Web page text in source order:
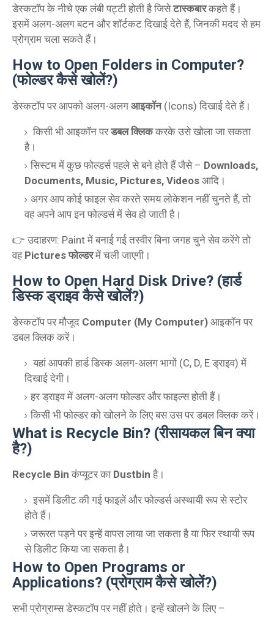
डेस्कटॉप के नीचे एक लंबी पट्टी होती है जिसेटास्कबारकहते हैं।
इसमें अलग-अलग बटन और शॉर्टकट दिखाई देते हैं, जिनकी मदद से हम
प्रोग्राम चला सकते हैं।
How to Open Folders in Computer?
(फोल्डर कैसे खोलें?)
डेस्कटॉप पर आपको अलग-अलग आइकॉन(Icons) दिखाई देते हैं।
किसी भी आइकॉन परडबल क्लिककरके उसे खोला जा सकता
है।
सिस्टम में कुछ फोल्डर्स पहले से बने होते हैं जैसे – Downloads,
Documents, Music, Pictures, Videos आदि।
अगर आप कोई फाइल सेव करते समय लोकेशन नहीं चुनते हैं, तो
वह अपने आप इन फोल्डर्स में सेव हो जाती है।
👉 उदाहरण: Paint में बनाई गई तस्वीर बिना जगह चुने सेव करेंगे तो
वह Pictures फोल्डरमें चली जाएगी।
How to Open Hard Disk Drive? (हार्ड
डिस्क ड्राइव कैसे खोलें?)
डेस्कटॉप पर मौजूद Computer (My Computer) आइकॉन पर
डबल क्लिक करें।
यहां आपकी हार्ड डिस्क अलग-अलग भागों (C, D, E ड्राइव) में
दिखाई देगी।
हर ड्राइव में अलग-अलग फोल्डर और फाइल्स होती हैं।
किसी भी फोल्डर को खोलने के लिए बस उस पर डबल क्लिक करें।
What is Recycle Bin? (रीसायकल बिन क्या
है?)
Recycle Bin कंप्यूटर का Dustbin है।
इसमें डिलीट की गई फाइलें और फोल्डर्स अस्थायी रूप से स्टोर
होते हैं।
जरूरत पड़ने पर इन्हें वापस लाया जा सकता है या फिर स्थायी रूप
से डिलीट किया जा सकता है।
How to Open Programs or
Applications? (प्रोग्राम कैसे खोलें?)
सभी प्रोग्राम्स डेस्कटॉप पर नहीं होते। इन्हें खोलने के लिए –